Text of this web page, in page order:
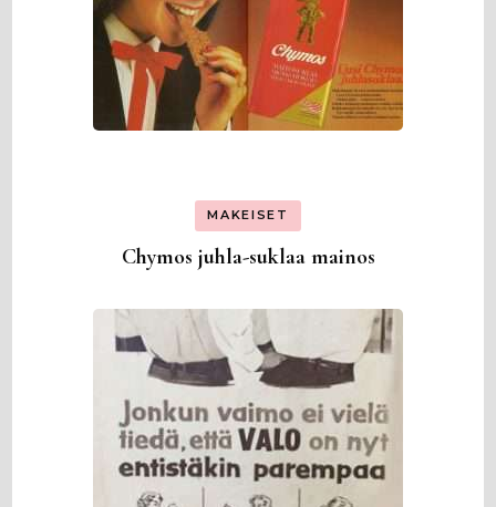
MAKEISET
Chymos juhla-suklaa mainos